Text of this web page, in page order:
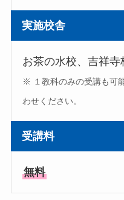
実施校舎
お茶の水校、吉祥
※ １教科のみの受講も可
わせください。
受講料
無料